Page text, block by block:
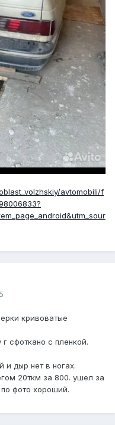
avtomobili/f
кривоватые
сфоткано с пленкой.
и дыр нет в ногах.
20ткм за 800. ушел за
фото хороший.